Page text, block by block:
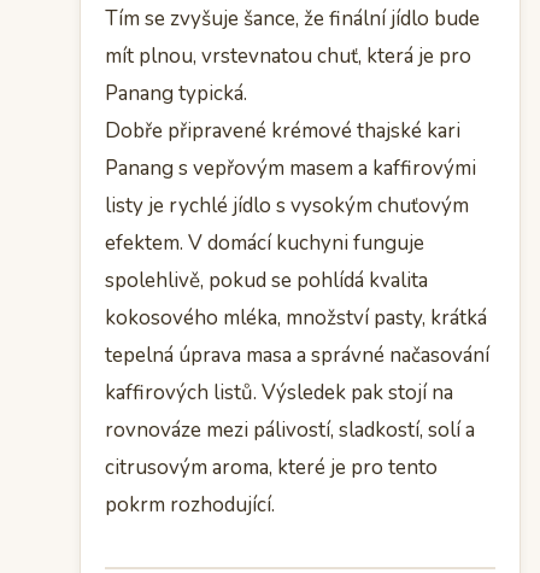
Tím se zvyšuje šance, že finální jídlo bude
mít plnou, vrstevnatou chuť, která je pro
Panang typická.
Dobře připravené krémové thajské kari
Panang s vepřovým masem a kaffirovými
listy je rychlé jídlo s vysokým chuťovým
efektem. V domácí kuchyni funguje
spolehlivě, pokud se pohlídá kvalita
kokosového mléka, množství pasty, krátká
tepelná úprava masa a správné načasování
kaffirových listů. Výsledek pak stojí na
rovnováze mezi pálivostí, sladkostí, solí a
citrusovým aroma, které je pro tento
pokrm rozhodující.